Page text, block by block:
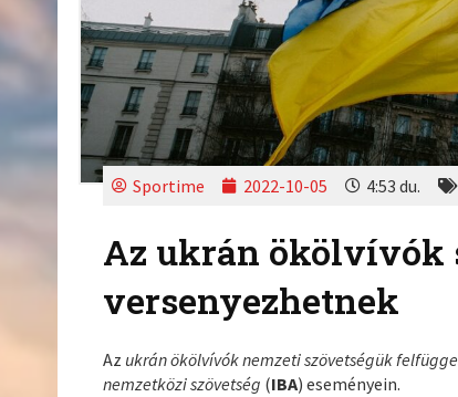
Sportime 2022-10-05 4:53 du.
Az ukrán ökölvívók
versenyezhetnek
Az ukrán ökölvívók nemzeti szövetségük
nemzetközi szövetség (IBA) eseményein.